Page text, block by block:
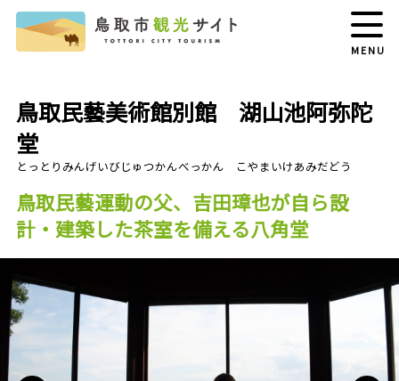
MENU
鳥取民藝美術館別館 湖山池阿弥陀
堂
鳥取民藝運動の父、吉田璋也が自ら設
計・建築した茶室を備える八角堂